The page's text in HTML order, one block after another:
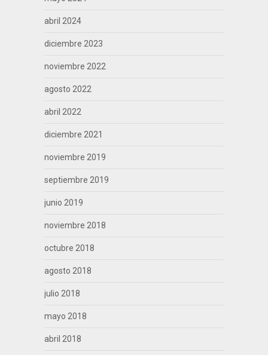
abril 2024
diciembre 2023
noviembre 2022
agosto 2022
abril 2022
diciembre 2021
noviembre 2019
septiembre 2019
junio 2019
noviembre 2018
octubre 2018
agosto 2018
julio 2018
mayo 2018
abril 2018